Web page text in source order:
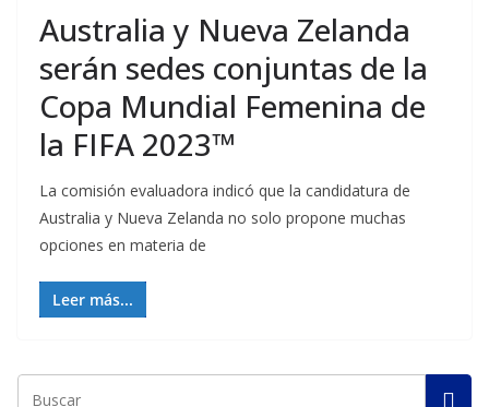
Australia y Nueva Zelanda
serán sedes conjuntas de la
Copa Mundial Femenina de
la FIFA 2023™
La comisión evaluadora indicó que la candidatura de
Australia y Nueva Zelanda no solo propone muchas
opciones en materia de
Leer más...